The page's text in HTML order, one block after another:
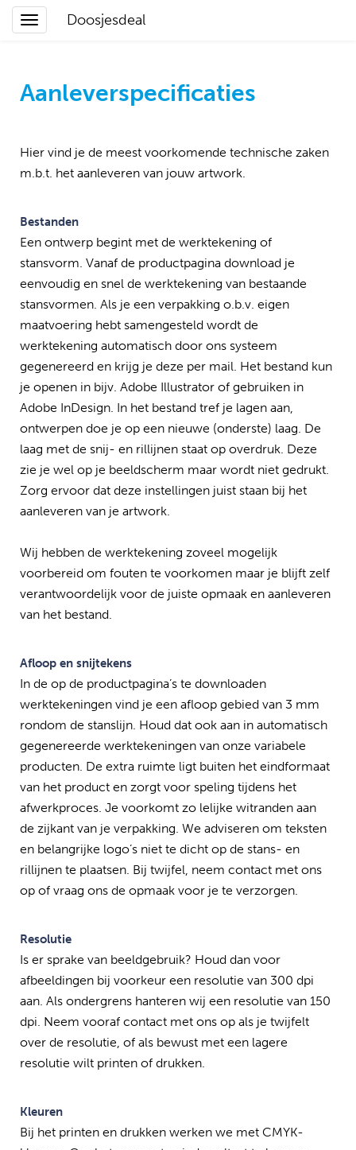
Doosjesdeal
Aanleverspecificaties
Hier vind je de meest voorkomende technische zaken
m.b.t. het aanleveren van jouw artwork.
Bestanden
Een ontwerp begint met de werktekening of
stansvorm. Vanaf de productpagina download je
eenvoudig en snel de werktekening van bestaande
stansvormen. Als je een verpakking o.b.v. eigen
maatvoering hebt samengesteld wordt de
werktekening automatisch door ons systeem
gegenereerd en krijg je deze per mail. Het bestand kun
je openen in bijv. Adobe Illustrator of gebruiken in
Adobe InDesign. In het bestand tref je lagen aan,
ontwerpen doe je op een nieuwe (onderste) laag. De
laag met de snij- en rillijnen staat op overdruk. Deze
zie je wel op je beeldscherm maar wordt niet gedrukt.
Zorg ervoor dat deze instellingen juist staan bij het
aanleveren van je artwork.
Wij hebben de werktekening zoveel mogelijk
voorbereid om fouten te voorkomen maar je blijft zelf
verantwoordelijk voor de juiste opmaak en aanleveren
van het bestand.
Afloop en snijtekens
In de op de productpagina’s te downloaden
werktekeningen vind je een afloop gebied van 3 mm
rondom de stanslijn. Houd dat ook aan in automatisch
gegenereerde werktekeningen van onze variabele
producten. De extra ruimte ligt buiten het eindformaat
van het product en zorgt voor speling tijdens het
afwerkproces. Je voorkomt zo lelijke witranden aan
de zijkant van je verpakking. We adviseren om teksten
en belangrijke logo’s niet te dicht op de stans- en
rillijnen te plaatsen. Bij twijfel, neem contact met ons
op of vraag ons de opmaak voor je te verzorgen.
Resolutie
Is er sprake van beeldgebruik? Houd dan voor
afbeeldingen bij voorkeur een resolutie van 300 dpi
aan. Als ondergrens hanteren wij een resolutie van 150
dpi. Neem vooraf contact met ons op als je twijfelt
over de resolutie, of als bewust met een lagere
resolutie wilt printen of drukken.
Kleuren
Bij het printen en drukken werken we met CMYK-